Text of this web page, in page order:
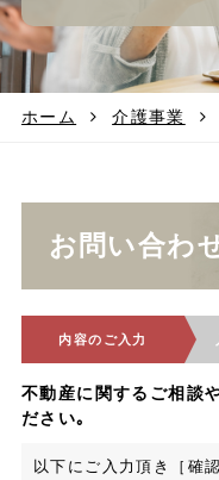
ホーム 介護事業
お問い合わ
内容のご入力
不動産に関するご相談
ださい｡
以下にご入力頂き［確